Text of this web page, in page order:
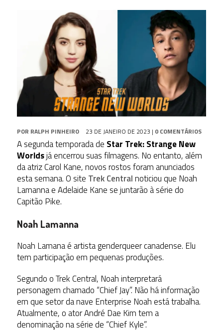
POR RALPH PINHEIRO 23 DE JANEIRO DE 2023 | 0 COMENTÁRIOS
A segunda temporada de Star Trek: Strange New
Worldsjá encerrou suas filmagens. No entanto, além
da atriz Carol Kane, novos rostos foram anunciados
esta semana. O site Trek Centralnoticiou que Noah
Lamanna e Adelaide Kane se juntarão à série do
Capitão Pike.
Noah Lamanna
Noah Lamana é artista genderqueer canadense. Elu
tem participação em pequenas produções.
Segundo o Trek Central, Noah interpretará
personagem chamado “Chief Jay”. Não há informação
em que setor da nave Enterprise Noah está trabalha.
Atualmente, o ator André Dae Kim tem a
denominação na série de “Chief Kyle”.